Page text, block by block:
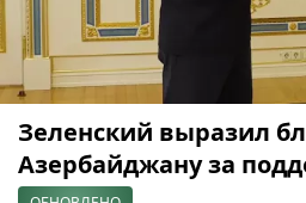
Зеленский выразил
Азербайджану за